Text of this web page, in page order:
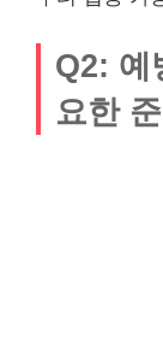
Q2: 예
요한